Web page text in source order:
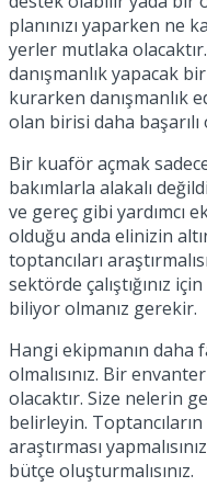
planınızı yaparken ne
yerler mutlaka
danışmanlık yapacak
kurarken danışmanlık
olan birisi daha
Bir kuaför açmak
bakımlarla alakalı
ve gereç gibi yardımcı
olduğu anda elinizin
toptancıları
sektörde çalıştığınız
biliyor olmanız gerekir.
Hangi ekipmanın daha
olmalısınız. Bir
olacaktır. Size nelerin
belirleyin.
araştırması
bütçe oluşturmalısınız.